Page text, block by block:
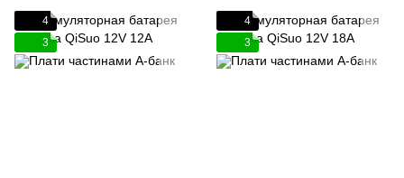
4
3
4
3